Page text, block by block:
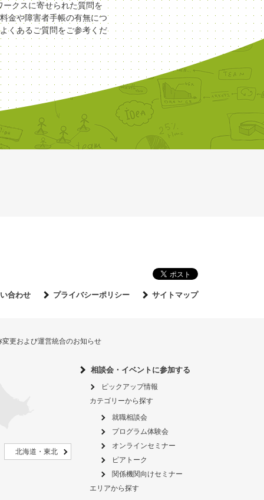
ークスに寄せられた質問を
金や障害者手帳の有無につ
くあるご質問をご参考くだ
合わせ プライバシーポリシー サイトマップ
更および運営統合のお知らせ
北海道・東北
相談会・イベントに参加する
ピックアップ情報
カテゴリーから探す
就職相談会
プログラム体験会
オンラインセミナー
ピアトーク
関係機関向けセミナー
エリアから探す